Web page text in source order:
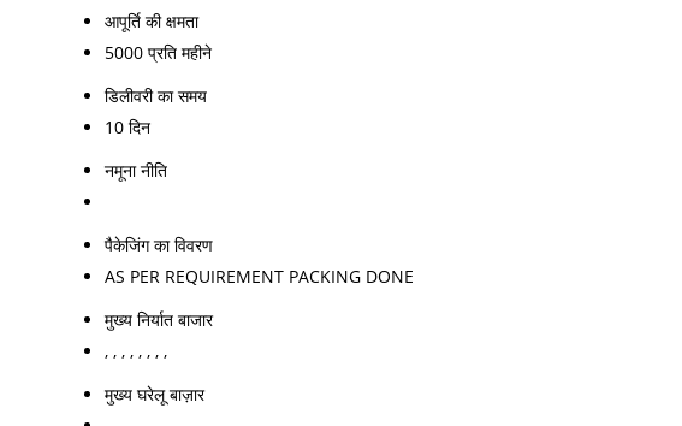
आपूर्ति की क्षमता
5000 प्रति महीने
डिलीवरी का समय
10 दिन
नमूना नीति
पैकेजिंग का विवरण
AS PER REQUIREMENT PACKING DONE
मुख्य निर्यात बाजार
, , , , , , , ,
मुख्य घरेलू बाज़ार